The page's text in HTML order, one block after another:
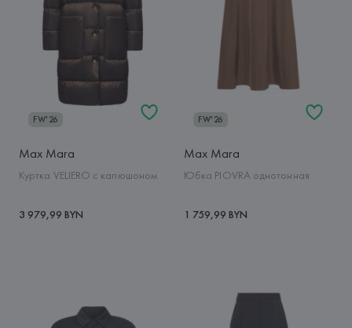
FW'26
Max Mara
Куртка VELIERO с капюшоном
3 979,99 BYN
FW'26
Max Mara
Юбка PIOVRA однотонная
1 759,99 BYN